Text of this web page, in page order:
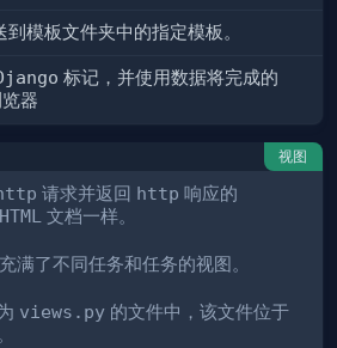
模板文件夹中的指定模板。
标记，并使用数据将完成的
器
视图
请求并返回 http 响应的
HTML 文档一样。
满了不同任务和任务的视图。
views.py 的文件中，该文件位于